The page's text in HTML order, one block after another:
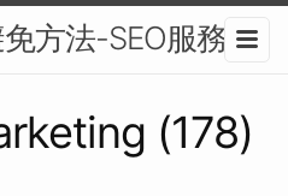
方法-SEO服務
(178)